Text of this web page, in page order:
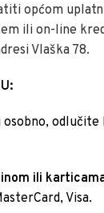
općom
ili on-line
Vlaška 78.
odlučite
ili
Visa.